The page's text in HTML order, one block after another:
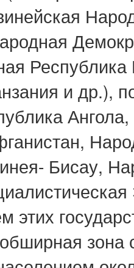
и др.),
Бисау,
этих
зона